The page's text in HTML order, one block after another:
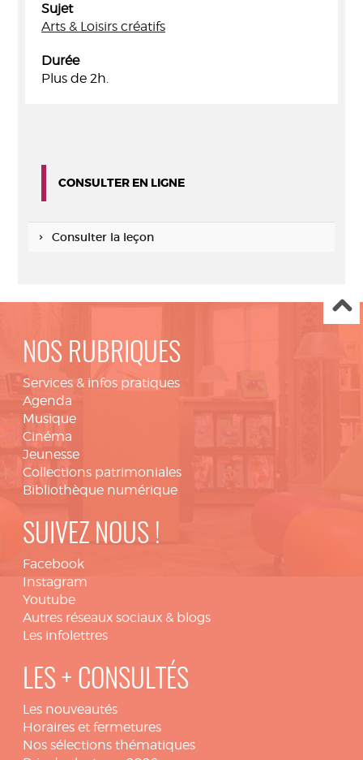
Sujet
Arts & Loisirs créatifs
Durée
Plus de 2h.
CONSULTER EN LIGNE
Consulter la leçon
NOS RUBRIQUES
Services & infos pratiques
Agenda
Musique
Cinéma
Jeunesse
Collections patrimoniales
Bibliothèque numérique
SUIVEZ NOUS !
Facebook
Instagram
Youtube
Autres réseaux sociaux & blogs
Les infolettres
LES + CONSULTÉS
Les nouveautés
Horaires et fermetures
Nos sélections thématiques